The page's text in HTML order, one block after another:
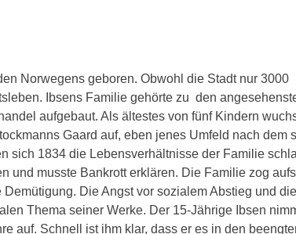
Norwegens geboren. Obwohl die Stadt nur 3000
Ibsens Familie gehörte zu den
aufgebaut. Als ältestes von fünf Kindern
Gaard auf, eben jenes Umfeld nach dem
sich 1834 die Lebensverhältnisse der Familie
und musste Bankrott erklären. Die Familie zog
Die Angst vor sozialem Abstieg und
Thema seiner Werke. Der 15-Jährige Ibsen
auf. Schnell ist ihm klar, dass er es in den